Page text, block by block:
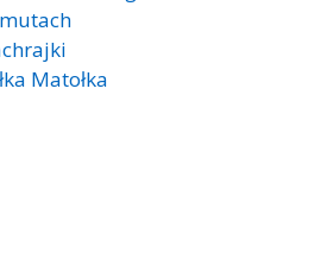
Matołka